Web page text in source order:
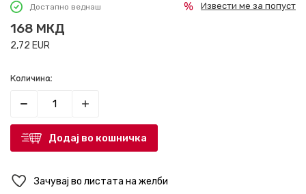
Достапно веднаш
168 МКД
2,72 EUR
Извести ме за попуст
Количина:
Додај во кошничка
Зачувај во листата на желби